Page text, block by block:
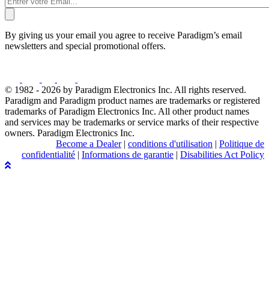
By giving us your email you agree to receive Paradigm’s email
newsletters and special promotional offers.
© 1982 - 2026 by Paradigm Electronics Inc. All rights reserved.
Paradigm and Paradigm product names are trademarks or registered
trademarks of Paradigm Electronics Inc. All other product names
and services may be trademarks or service marks of their respective
owners. Paradigm Electronics Inc.
Become a Dealer| conditions d'utilisation | Politique de
confidentialité | Informations de garantie | Disabilities Act Policy